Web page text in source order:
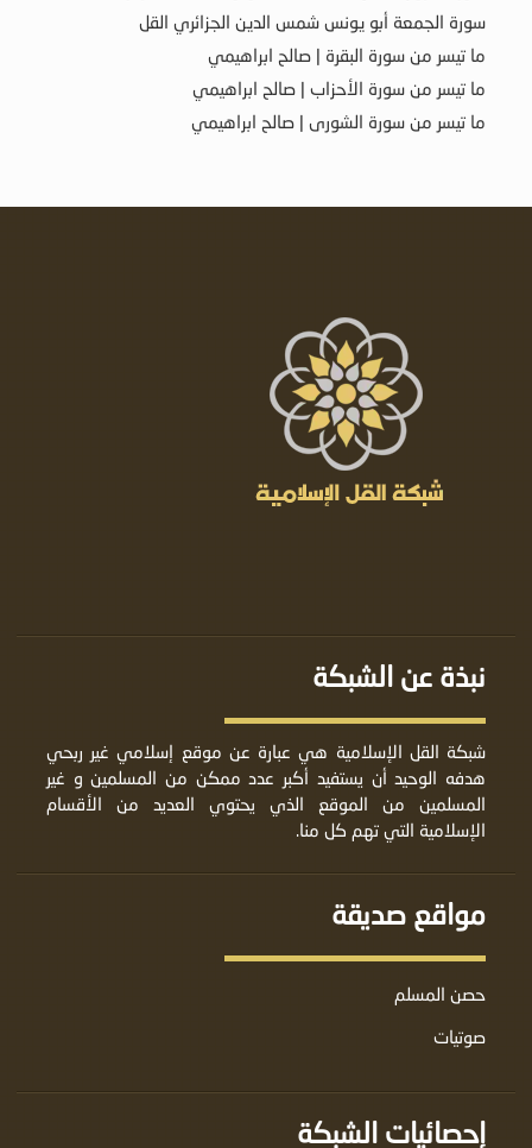
سورة الجمعة أبو يونس شمس الدين الجزائري القل
ما تيسر من سورة البقرة | صالح ابراهيمي
ما تيسر من سورة الأحزاب | صالح ابراهيمي
ما تيسر من سورة الشورى | صالح ابراهيمي
نبذة عن الشبكة
شبكة القل الإسلامية هي عبارة عن موقع إسلامي غير ربحي
هدفه الوحيد أن يستفيد أكبر عدد ممكن من المسلمين و غير
المسلمين من الموقع الذي يحتوي العديد من الأقسام
الإسلامية التي تهم كل منا.
مواقع صديقة
حصن المسلم
صوتيات
إحصائيات الشبكة